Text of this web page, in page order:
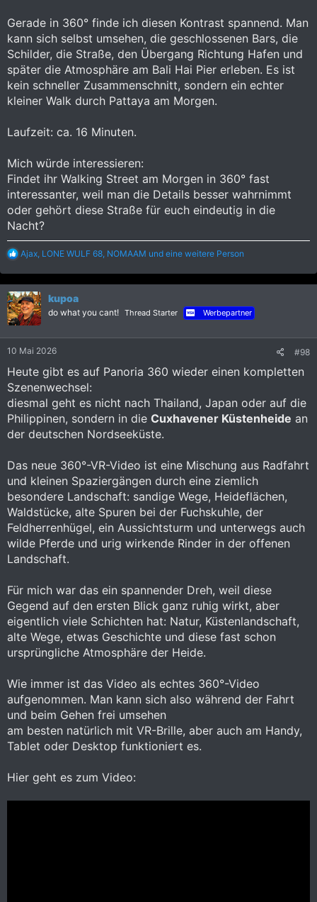
Gerade in 360° finde ich diesen Kontrast spannend. Man
kann sich selbst umsehen, die geschlossenen Bars, die
Schilder, die Straße, den Übergang Richtung Hafen und
später die Atmosphäre am Bali Hai Pier erleben. Es ist
kein schneller Zusammenschnitt, sondern ein echter
kleiner Walk durch Pattaya am Morgen.
Laufzeit: ca. 16 Minuten.
Mich würde interessieren:
Findet ihr Walking Street am Morgen in 360° fast
interessanter, weil man die Details besser wahrnimmt
oder gehört diese Straße für euch eindeutig in die
Nacht?
R
a
k
t
i
o
n
Ajax, LONE WULF 68, NOMAAM und eine weitere Person
kupoa
do what you cant! Thread Starter Werbepartner
10 Mai 2026 #98
Heute gibt es auf Panoria 360 wieder einen kompletten
Szenenwechsel:
diesmal geht es nicht nach Thailand, Japan oder auf die
Philippinen, sondern in die Cuxhavener Küstenheide an
der deutschen Nordseeküste.
Das neue 360°-VR-Video ist eine Mischung aus Radfahrt
und kleinen Spaziergängen durch eine ziemlich
besondere Landschaft: sandige Wege, Heideflächen,
Waldstücke, alte Spuren bei der Fuchskuhle, der
Feldherrenhügel, ein Aussichtsturm und unterwegs auch
wilde Pferde und urig wirkende Rinder in der offenen
Landschaft.
Für mich war das ein spannender Dreh, weil diese
Gegend auf den ersten Blick ganz ruhig wirkt, aber
eigentlich viele Schichten hat: Natur, Küstenlandschaft,
alte Wege, etwas Geschichte und diese fast schon
ursprüngliche Atmosphäre der Heide.
Wie immer ist das Video als echtes 360°-Video
aufgenommen. Man kann sich also während der Fahrt
und beim Gehen frei umsehen
am besten natürlich mit VR-Brille, aber auch am Handy,
Tablet oder Desktop funktioniert es.
Hier geht es zum Video: